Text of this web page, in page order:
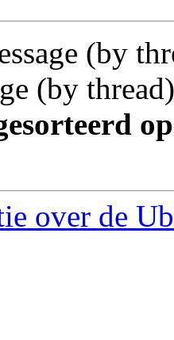
(by
(by
over de